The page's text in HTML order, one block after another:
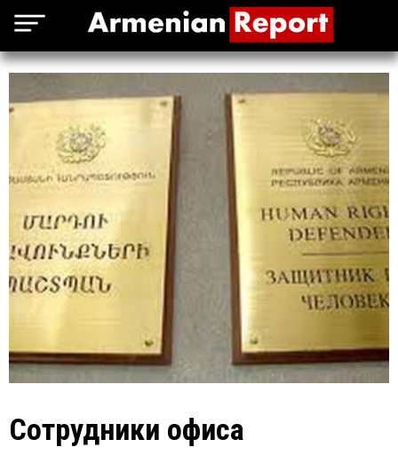
Сотрудники офиса